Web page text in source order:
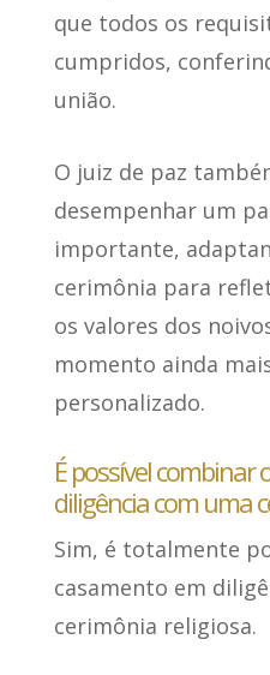
que todos os
cumpridos,
união.
O juiz de paz
desempenhar um
importante,
cerimônia para
os valores dos
momento ainda
personalizado.
É possível combinar
diligência com uma
Sim, é totalmente
casamento em
cerimônia religiosa.